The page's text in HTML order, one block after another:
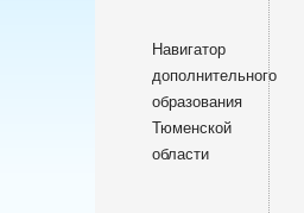
Навигатор
дополнительного
образования
Тюменской
области